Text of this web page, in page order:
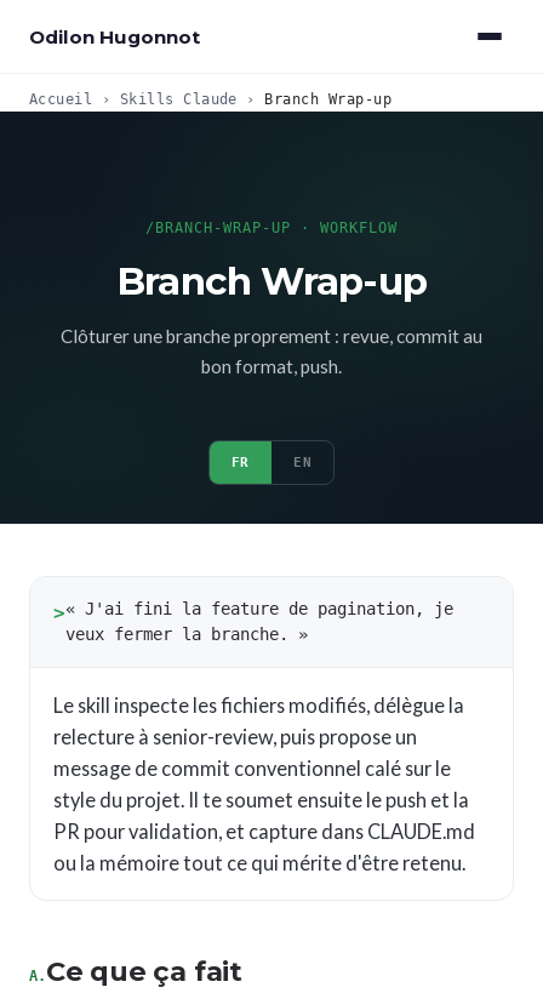
Odilon Hugonnot
Accueil › Skills Claude › Branch Wrap-up
/BRANCH-WRAP-UP · WORKFLOW
Branch Wrap-up
Clôturer une branche proprement : revue, commit au
bon format, push.
FR EN
>« J'ai fini la feature de pagination, je
veux fermer la branche. »
Le skill inspecte les fichiers modifiés, délègue la
relecture à senior-review, puis propose un
message de commit conventionnel calé sur le
style du projet. Il te soumet ensuite le push et la
PR pour validation, et capture dans CLAUDE.md
ou la mémoire tout ce qui mérite d'être retenu.
A. Ce que ça fait